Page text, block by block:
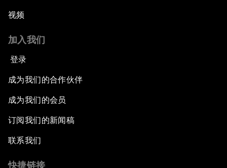
视频
加入我们
登录
成为我们的合作伙伴
成为我们的会员
订阅我们的新闻稿
联系我们
快捷链接